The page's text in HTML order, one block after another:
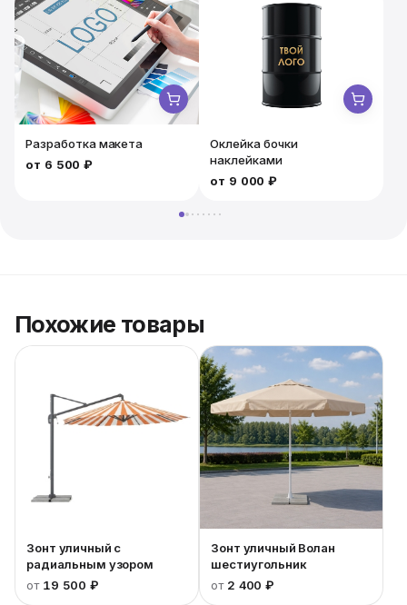
пространства. Быстрая доставка по Москве и
области, выгодные условия проката.
Разработка макета
от 6 500 ₽
Оклейка бочки
наклейками
от 9 000 ₽
Похожие товары
Зонт уличный с
радиальным узором
от 19 500 ₽
Зонт уличный Волан
шестиугольник
от 2 400 ₽